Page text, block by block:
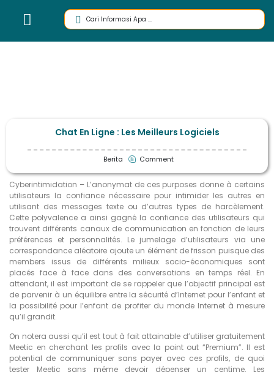
Chat En Ligne : Les Meilleurs Logiciels
Berita Comment
Cyberintimidation – L’anonymat de ces purposes donne à certains
utilisateurs la confiance nécessaire pour intimider les autres en
utilisant des messages texte ou d’autres types de harcèlement.
Cette polyvalence a ainsi gagné la confiance des utilisateurs qui
trouvent différents canaux de communication en fonction de leurs
préférences et personnalités. Le jumelage d’utilisateurs via une
correspondance aléatoire ajoute un élément de frisson puisque des
members issus de différents milieux socio-économiques sont
placés face à face dans des conversations en temps réel. En
attendant, il est important de se rappeler que l’objectif principal est
de parvenir à un équilibre entre la sécurité d’Internet pour l’enfant et
la possibilité pour l’enfant de profiter du monde Internet à mesure
qu’il grandit.
On notera aussi qu’il est tout à fait attainable d’utiliser gratuitement
Meetic en cherchant les profils avec la point out “Premium”. Il est
potential de communiquer sans payer avec ces profils, de quoi
tester Meetic sans même devoir dépenser un centime. Les